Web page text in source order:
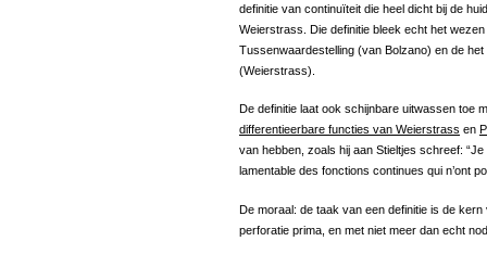
definitie van continuïteit die heel dicht bij de
Weierstrass. Die definitie bleek echt het
Tussenwaardestelling (van Bolzano) en de
(Weierstrass).
De definitie laat ook schijnbare uitwassen toe
differentieerbare functies van Weierstrass en
van hebben, zoals hij aan Stieltjes schreef:
lamentable des fonctions continues qui n’ont
De moraal: de taak van een definitie is de
perforatie prima, en met niet meer dan echt